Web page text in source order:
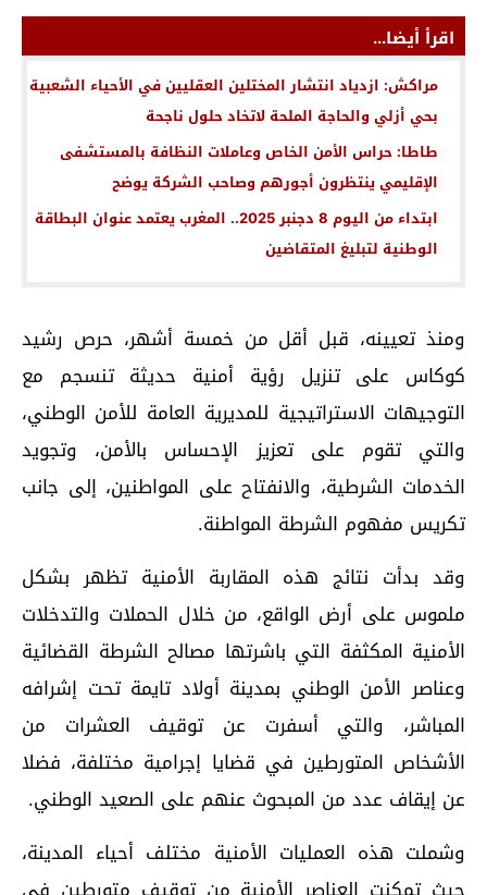
اقرأ أيضا...
مراكش: ازدياد انتشار المختلين العقليين في الأحياء الشعبية
بحي أزلي والحاجة الملحة لاتخاد حلول ناجحة
طاطا: حراس الأمن الخاص وعاملات النظافة بالمستشفى
الإقليمي ينتظرون أجورهم وصاحب الشركة يوضح
ابتداء من اليوم 8 دجنبر 2025.. المغرب يعتمد عنوان البطاقة
الوطنية لتبليغ المتقاضين
ومنذ تعيينه، قبل أقل من خمسة أشهر، حرص رشيد
كوكاس على تنزيل رؤية أمنية حديثة تنسجم مع
التوجيهات الاستراتيجية للمديرية العامة للأمن الوطني،
والتي تقوم على تعزيز الإحساس بالأمن، وتجويد
الخدمات الشرطية، والانفتاح على المواطنين، إلى جانب
تكريس مفهوم الشرطة المواطنة.
وقد بدأت نتائج هذه المقاربة الأمنية تظهر بشكل
ملموس على أرض الواقع، من خلال الحملات والتدخلات
الأمنية المكثفة التي باشرتها مصالح الشرطة القضائية
وعناصر الأمن الوطني بمدينة أولاد تايمة تحت إشرافه
المباشر، والتي أسفرت عن توقيف العشرات من
الأشخاص المتورطين في قضايا إجرامية مختلفة، فضلا
عن إيقاف عدد من المبحوث عنهم على الصعيد الوطني.
وشملت هذه العمليات الأمنية مختلف أحياء المدينة،